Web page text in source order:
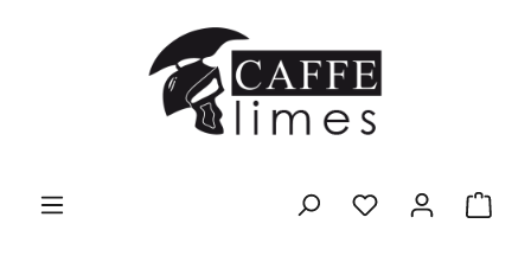
Zum Hauptinhalt springen